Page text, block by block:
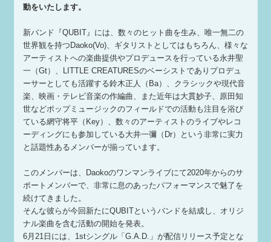
動をいたします。
新バンド『QUBIT』には、数々のヒット曲を生み、唯一無二の
世界観を持つDaoko(Vo)、ギタリストとしてはもちろん、様々な
アーティストへの楽曲提供やプロデュースを行っている永井聖
一（Gt）、LITTLE CREATURESのベーシストでありプロデュ
ーサーとしても活躍する鈴木正人（Ba）、クラシックや現代音
楽、映画・テレビ音楽の作編曲、また近年は大貫妙子、原田知
世などポップミュージックのフィールドでの活動も注目を浴び
ている網守将平（Key）、数々のアーティストのライブやレコ
ーディングにも参加している大井一彌（Dr）という非常に実力
と話題性あるメンバーが揃っています。
このメンバーは、Daokoのワンマンライブにて2020年からのサ
ポートメンバーで、非常に息のあったパフォーマンスで魅了を
続けてきました。
そんな彼らが今回新たにQUBITというバンドを結成し、オリジ
ナル楽曲を含む活動の開始を発表。
6月21日には、1stシングル「G.A.D.」が配信リリース予定とな